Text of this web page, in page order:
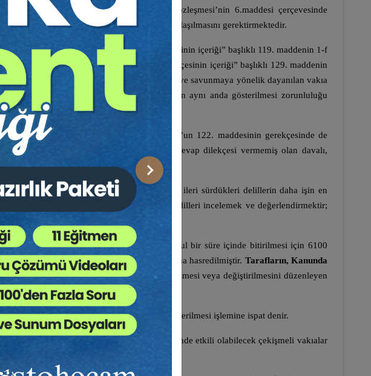
Sonraki
36.maddesi ile Avrupa İnsan Hakları Sözleşmesi’nin 6.maddesi çerçevesinde
toplanmadan karar verilmesi şeklinde anlaşılmasını gerektirmektedir.
davacı taraf yönünden “Dava dilekçesinin içeriği” başlıklı 119. maddenin 1-f
davalı taraf yönünden ise “Cevap dilekçesinin içeriği” başlıklı 129. maddenin
düzenleme altına alınmasıyla “iddia ve savunmaya yönelik dayanılan vakıa
vakıa ve o vakıanın ispat vasıtası delilin aynı anda gösterilmesi zorunluluğu
tebliği ile başlar (HMK m.127). Kanun’un 122. maddesinin gerekçesinde de
hakkını kullanmayan, yani süresi içinde cevap dilekçesi vermemiş olan davalı,
ve bu uyuşmazlıkların çözümü için ileri sürdükleri delillerin daha işin en
amacı; kural olarak delil toplamak değil, delilleri incelemek ve değerlendirmektir;
düzenlenen adil yargılamanın etkin ve makul bir süre içinde bitirilmesi için 6100
cevaba cevap ve ikinci cevap) aşamasına hasredilmiştir. Tarafların, Kanunda
. Onlar da; iddia ve savunmanın genişletilmesi veya değiştirilmesini düzenleyen
olmadıkları hakkında mahkemeye kanaat verilmesi işlemine ispat denir.
anlaşamadıkları ve uyuşmazlığın çözümünde etkili olabilecek çekişmeli vakıalar